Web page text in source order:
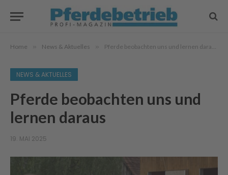
Home » News & Aktuelles » Pferde beobachten uns und lernen daraus
NEWS & AKTUELLES
Pferde beobachten uns und
lernen daraus
19. MAI 2025